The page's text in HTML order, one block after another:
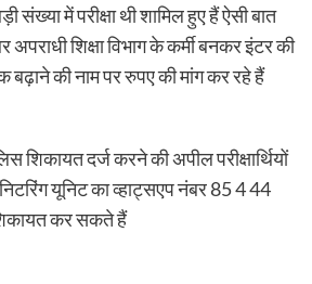
में परीक्षा थी शामिल हुए हैं ऐसी बात
शिक्षा विभाग के कर्मी बनकर इंटर की
बढ़ाने की नाम पर रुपए की मांग कर रहे हैं
दर्ज करने की अपील परीक्षार्थियों
यूनिट का व्हाट्सएप नंबर 85 4 44
कर सकते हैं